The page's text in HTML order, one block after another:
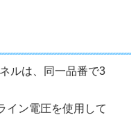
ルは、同一品番で3
イン電圧を使用して